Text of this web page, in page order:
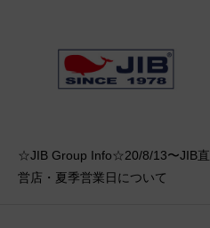
☆JIB Group Info☆20/8/13〜JIB直
営店・夏季営業日について